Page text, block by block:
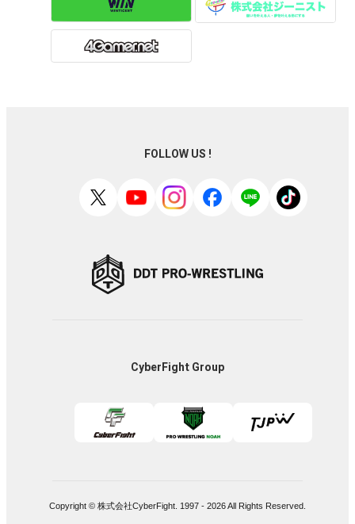
FOLLOW US !
CyberFight Group
Copyright © 株式会社CyberFight. 1997 - 2026All Rights Reserved.